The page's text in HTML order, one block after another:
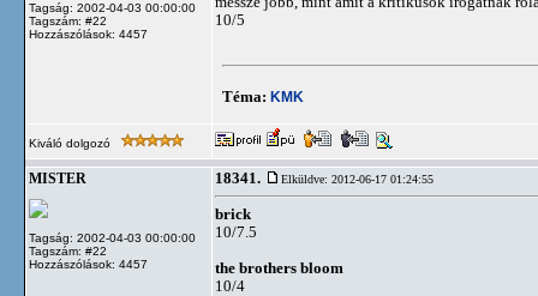
Tagság: 2002-04-03 00:00:00
Tagszám: #22
Hozzászólások: 4457
10/5
Téma: KMK
Kiváló dolgozó
MISTER
Tagság: 2002-04-03 00:00:00
Tagszám: #22
Hozzászólások: 4457
18341. Elküldve: 2012-06-17 01:24:55
brick
10/7.5
the brothers bloom
10/4